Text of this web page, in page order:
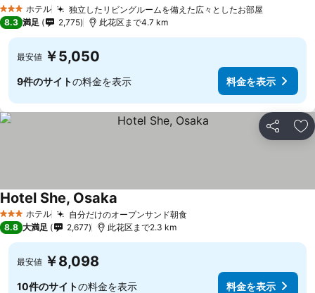
3 ホテルのランク
ホテル 独立したリビングルームを備えた広々としたお部屋
8.3 満足 2,775 此花区まで4.7 km
最安値 ￥5,050
9件のサイトの料金を表示 料金を表示
シェア お
3 ホテルのランク
ホテル 自分だけのオープンサンド朝食
Hotel She, Osaka
8.8 大満足 2,677 此花区まで2.3 km
最安値 ￥8,098
10件のサイトの料金を表示 料金を表示